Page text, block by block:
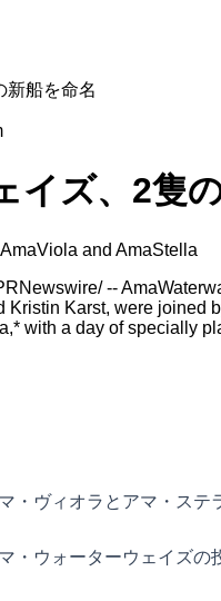
新船を命名
イズ、2隻
and AmaStella
--
Kristin Karst, were
with a day of specially
・ヴィオラとアマ・ス
・ウォーターウェイズ